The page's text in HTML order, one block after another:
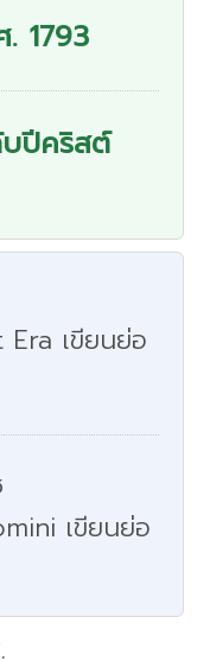
1793
ปีคริสต์
เขียนย่อ
เขียนย่อ